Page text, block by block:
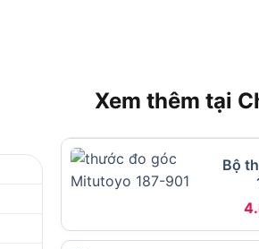
Xem thêm tại
Bộ